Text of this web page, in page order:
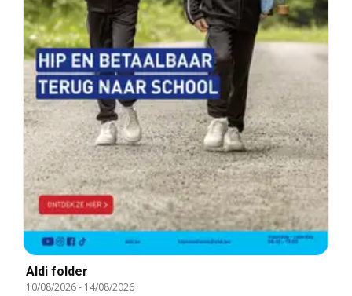
Aldi folder
10/08/2026- 14/08/2026